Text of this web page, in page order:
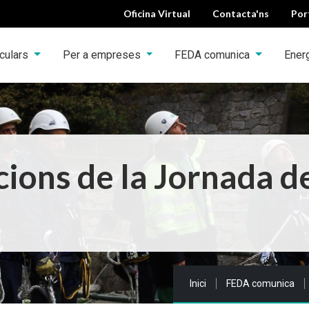
Oficina Virtual Contacta'ns
Per a empreses FEDA comunica
de la Jornada
Sou a:
Inici FEDA comunica